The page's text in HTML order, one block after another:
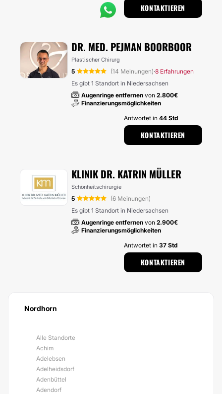
KONTAKTIEREN
DR. MED. PEJMAN BOORBOOR
Plastischer Chirurg
5 (14 Meinungen)·8 Erfahrungen
Es gibt 1 Standort in Niedersachsen
Augenringe entfernen von 2.800€
Finanzierungsmöglichkeiten
Antwortet in 44 Std
KONTAKTIEREN
KLINIK DR. KATRIN MÜLLER
Schönheitschirurgie
5
(6 Meinungen)
Es gibt 1 Standort in Niedersachsen
Augenringe entfernen von 2.900€
Finanzierungsmöglichkeiten
Antwortet in 37 Std
KONTAKTIEREN
Nordhorn
Alle Standorte
Achim
Adelebsen
Adelheidsdorf
Adenbüttel
Adendorf